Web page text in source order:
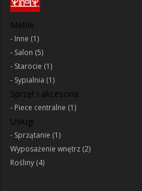
Meble
Inne (1)
Salon (5)
Starocie (1)
Sypialnia (1)
Sprzęt i akcesoria
Piece centralne (1)
Usługi
Sprzątanie (1)
Wyposażenie wnętrz (2)
Rośliny (4)